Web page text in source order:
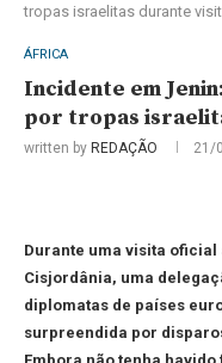
tropas israelitas durante
ÁFRICA
Incidente em
por tropas
written by REDAÇÃO 21/
Durante uma visita
Cisjordânia, uma
diplomatas de países
surpreendida por